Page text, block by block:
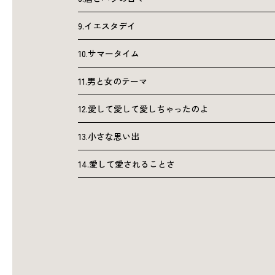
9.イエスタデイ
10.サマータイム
11.男と女のテーマ
12.愛して愛して愛しちゃったのよ
13.小さな思い出
14.愛して愛されることさ